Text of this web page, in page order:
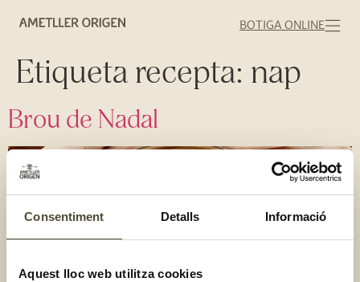
Consentiment Detalls Informació
Aquest lloc web utilitza cookies
BOTIGA ONLINE
Etiqueta recepta: nap
Brou de Nadal